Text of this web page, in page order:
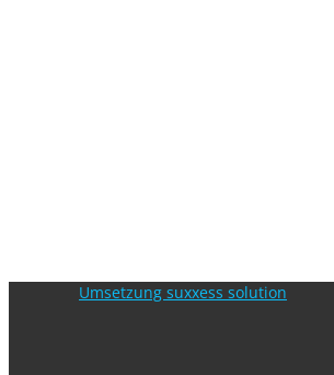
Umsetzung suxxess solution